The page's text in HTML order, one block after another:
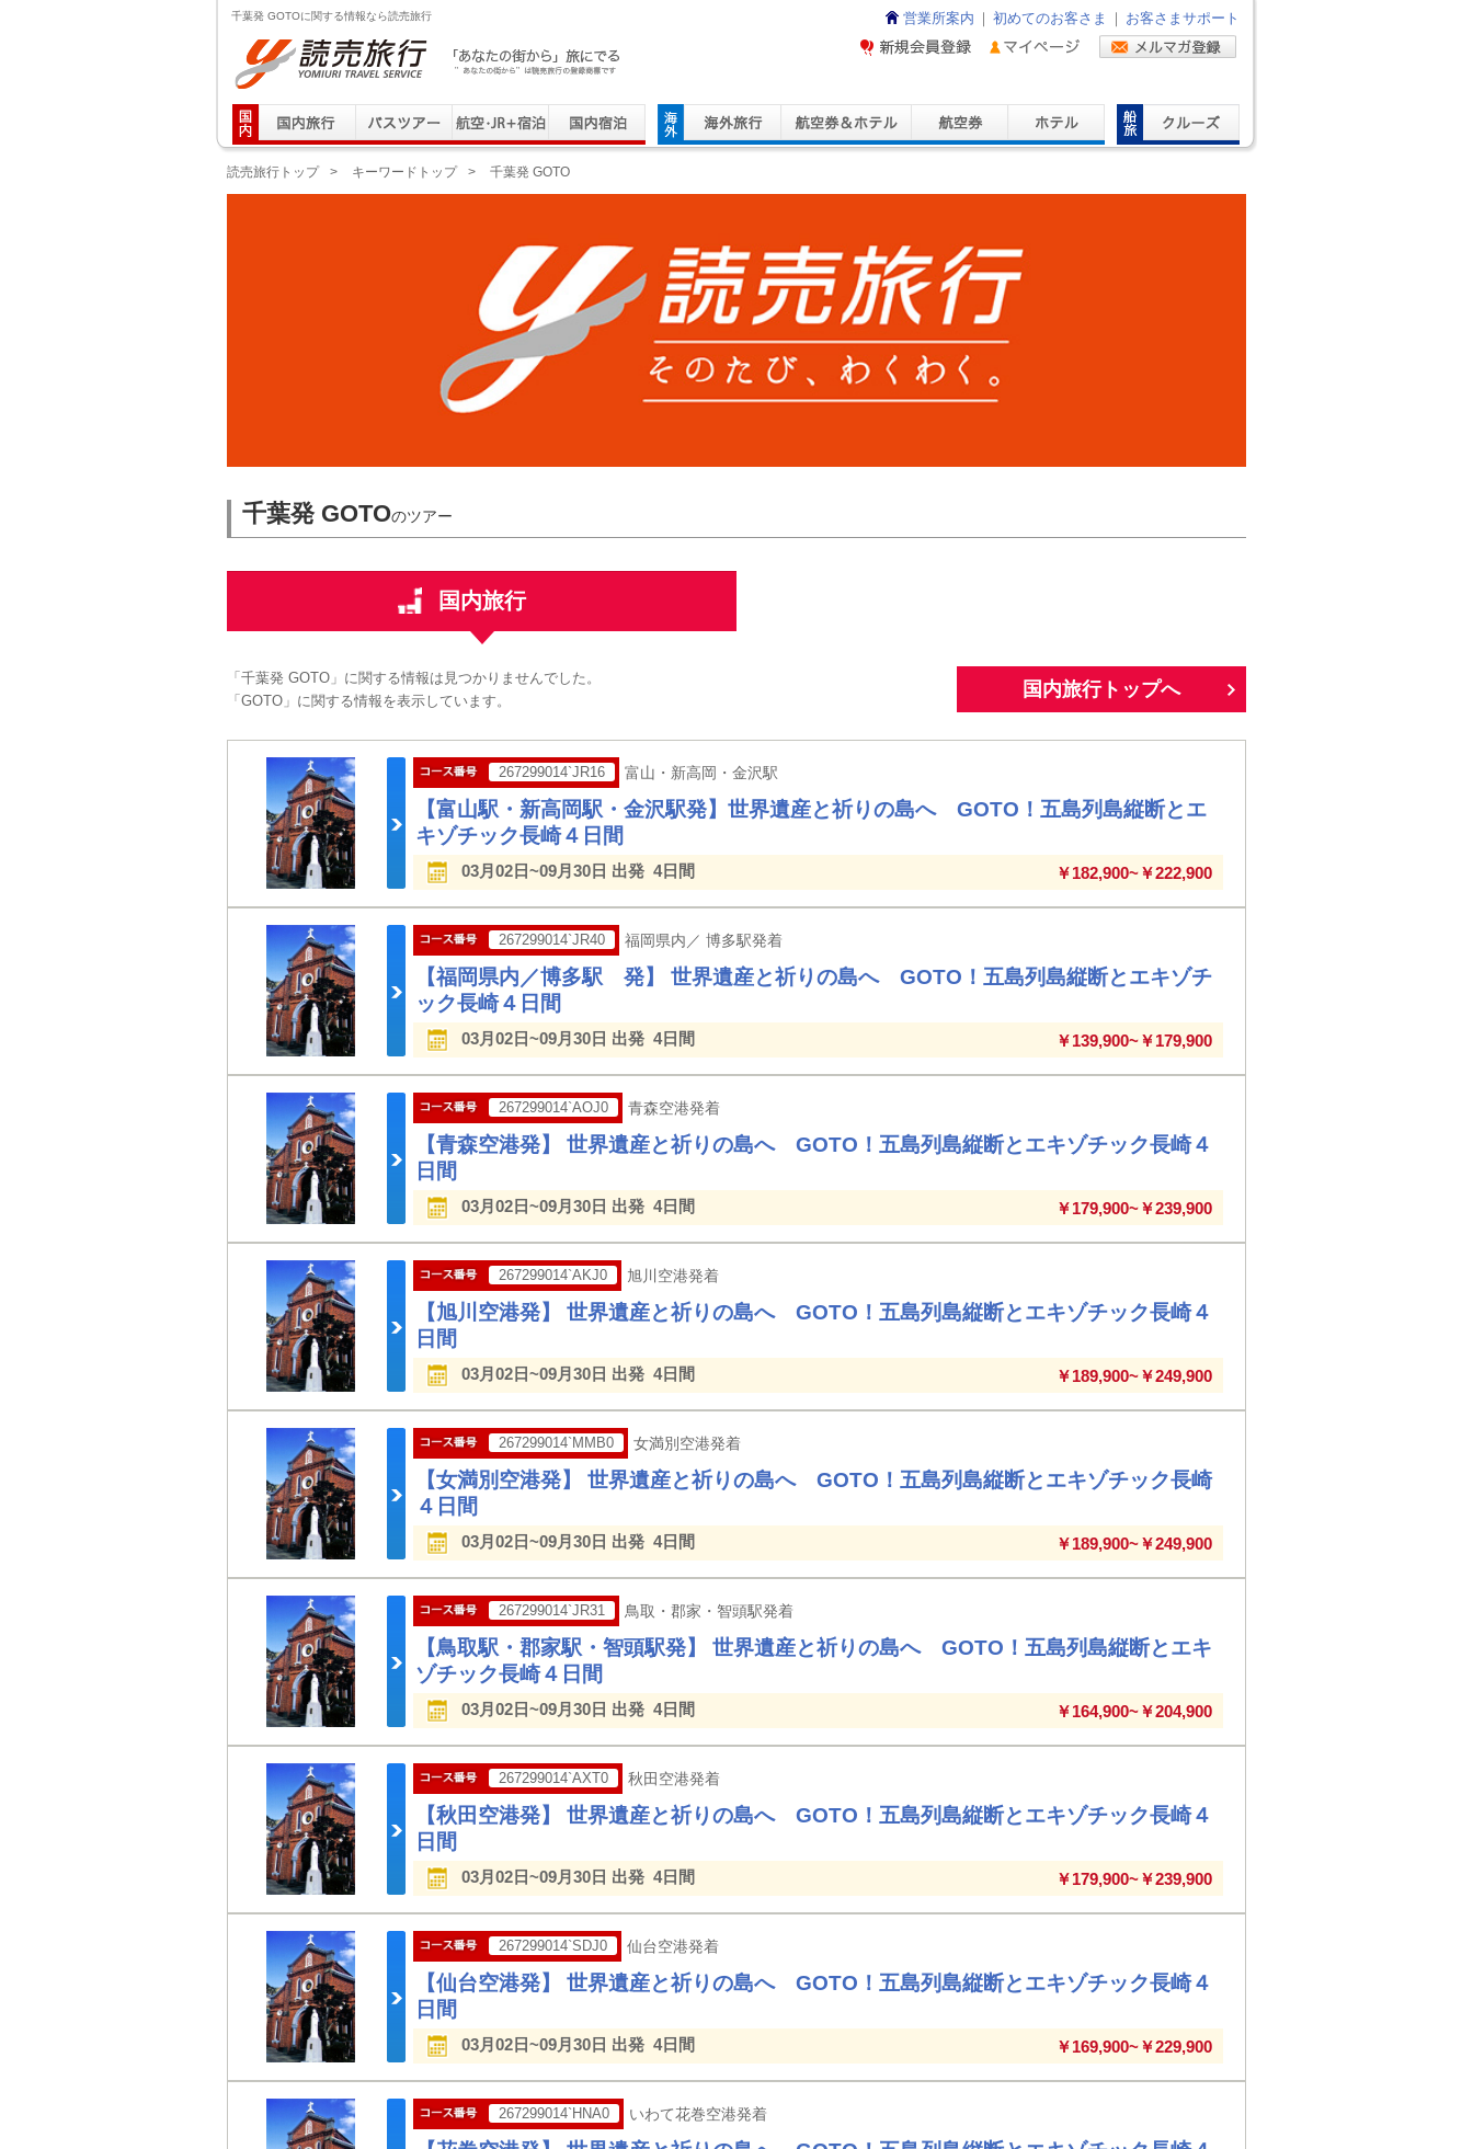
千葉発 GOTOに関する情報なら読売旅行
読売旅行 「あなたの街から」旅にでる｜Yomiuri Travel Service
営業所案内 初めてのお客さま お客さまサポート
読売旅行トップ > キーワードトップ > 千葉発 GOTO
千葉発 GOTOのツアー
国内旅行
「千葉発 GOTO」に関する情報は見つかりませんでした。
「GOTO」に関する情報を表示しています。
国内旅行トップへ
267299014`JR16 富山・新高岡・金沢駅
【富山駅・新高岡駅・金沢駅発】世界遺産と祈りの島へ GOTO！五島列島縦断とエ
キゾチック長崎４日間
03月02日~09月30日 出発 4日間 ￥182,900~￥222,900
267299014`JR40 福岡県内／ 博多駅発着
【福岡県内／博多駅 発】 世界遺産と祈りの島へ GOTO！五島列島縦断とエキゾチ
ック長崎４日間
03月02日~09月30日 出発 4日間 ￥139,900~￥179,900
267299014`AOJ0 青森空港発着
【青森空港発】 世界遺産と祈りの島へ GOTO！五島列島縦断とエキゾチック長崎４
日間
03月02日~09月30日 出発 4日間 ￥179,900~￥239,900
267299014`AKJ0 旭川空港発着
【旭川空港発】 世界遺産と祈りの島へ GOTO！五島列島縦断とエキゾチック長崎４
日間
03月02日~09月30日 出発 4日間 ￥189,900~￥249,900
267299014`MMB0 女満別空港発着
【女満別空港発】 世界遺産と祈りの島へ GOTO！五島列島縦断とエキゾチック長崎
４日間
03月02日~09月30日 出発 4日間 ￥189,900~￥249,900
267299014`JR31 鳥取・郡家・智頭駅発着
【鳥取駅・郡家駅・智頭駅発】 世界遺産と祈りの島へ GOTO！五島列島縦断とエキ
ゾチック長崎４日間
03月02日~09月30日 出発 4日間 ￥164,900~￥204,900
267299014`AXT0 秋田空港発着
【秋田空港発】 世界遺産と祈りの島へ GOTO！五島列島縦断とエキゾチック長崎４
日間
03月02日~09月30日 出発 4日間 ￥179,900~￥239,900
267299014`SDJ0 仙台空港発着
【仙台空港発】 世界遺産と祈りの島へ GOTO！五島列島縦断とエキゾチック長崎４
日間
03月02日~09月30日 出発 4日間 ￥169,900~￥229,900
267299014`HNA0 いわて花巻空港発着